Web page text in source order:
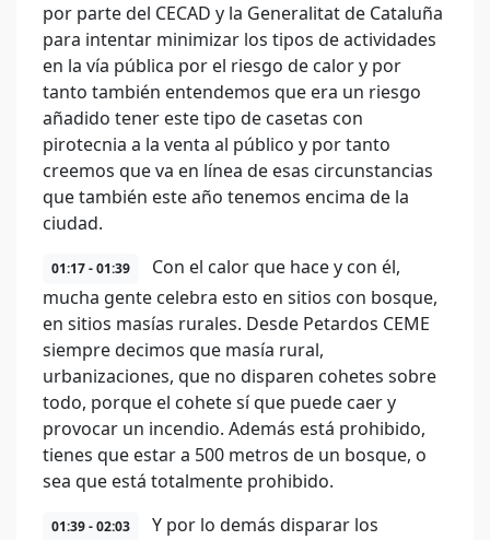
por parte del CECAD y la Generalitat de Cataluña
para intentar minimizar los tipos de actividades
en la vía pública por el riesgo de calor y por
tanto también entendemos que era un riesgo
añadido tener este tipo de casetas con
pirotecnia a la venta al público y por tanto
creemos que va en línea de esas circunstancias
que también este año tenemos encima de la
ciudad.
01:17 - 01:39
Con el calor que hace y con él,
mucha gente celebra esto en sitios con bosque,
en sitios masías rurales. Desde Petardos CEME
siempre decimos que masía rural,
urbanizaciones, que no disparen cohetes sobre
todo, porque el cohete sí que puede caer y
provocar un incendio. Además está prohibido,
tienes que estar a 500 metros de un bosque, o
sea que está totalmente prohibido.
01:39 - 02:03
Y por lo demás disparar los